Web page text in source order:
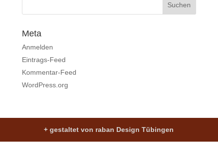
Meta
Anmelden
Eintrags-Feed
Kommentar-Feed
WordPress.org
+ gestaltet von raban Design Tübingen